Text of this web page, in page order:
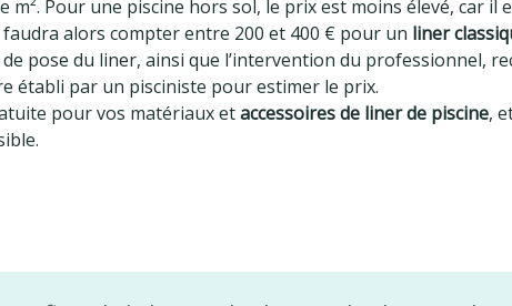
Pour une piscine hors sol, le prix est moins élevé, car il
alors compter entre 200 et 400 € pour un liner
de pose du liner, ainsi que l’intervention du professionnel,
établi par un pisciniste pour estimer le prix.
pour vos matériaux etaccessoires de liner de piscine,